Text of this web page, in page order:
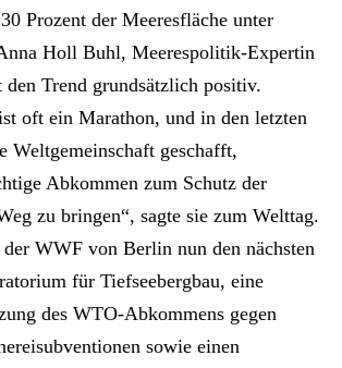
Prozent der Meeresfläche unter
Holl Buhl, Meerespolitik-Expertin
den Trend grundsätzlich positiv.
oft ein Marathon, und in den letzten
Weltgemeinschaft geschafft,
Abkommen zum Schutz der
zu bringen“, sagte sie zum Welttag.
WWF von Berlin nun den nächsten
für Tiefseebergbau, eine
des WTO-Abkommens gegen
sowie einen